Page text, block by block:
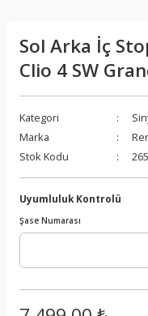
Sol Arka İç
Clio 4 SW
Kategori
Marka
Stok Kodu
Uyumluluk Kontrolü
Şase Numarası